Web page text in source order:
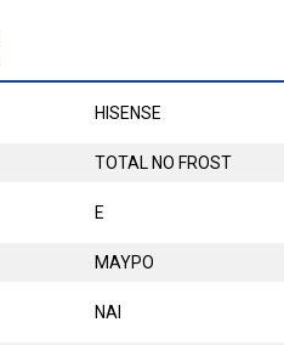
HISENSE
TOTAL NO FROST
E
ΜΑΥΡΟ
ΝΑΙ